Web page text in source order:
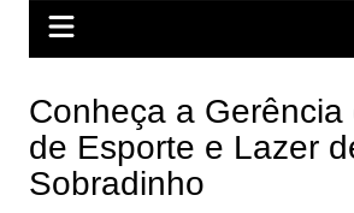
Conheça a Gerência
de Esporte e Lazer
Sobradinho